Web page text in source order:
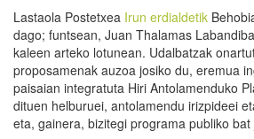
Lastaola Postetxea Irun erdialdetik
dago; funtsean, Juan Thalamas
kaleen arteko lotunean. Udalbatzak
proposamenak auzoa josiko du, eremua
paisaian integratuta Hiri Antolamenduko
dituen helburuei, antolamendu irizpideei
eta, gainera, bizitegi programa publiko